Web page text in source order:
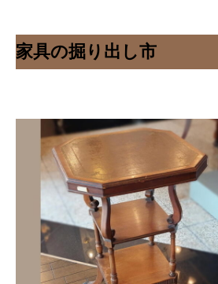
家具の掘り出し市